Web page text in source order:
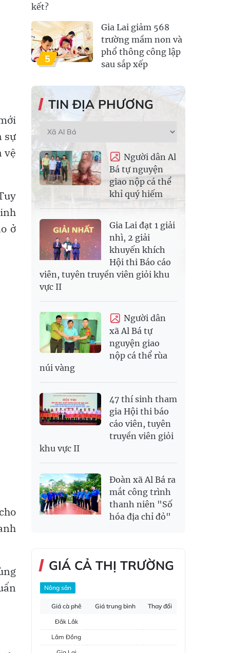
sự
vệ
ở
kết?
5
Gia Lai giảm 568
trường mầm non và
phổ thông công lập
sau sắp xếp
TIN ĐỊA PHƯƠNG
Người dân Al
Bá tự nguyện
giao nộp cá thể
khỉ quý hiếm
Gia Lai đạt 1 giải
nhì, 2 giải
khuyến khích
Hội thi Báo cáo
viên, tuyên truyền viên giỏi khu
vực II
Người dân
xã Al Bá tự
nguyện giao
nộp cá thể rùa
núi vàng
47 thí sinh tham
gia Hội thi báo
cáo viên, tuyên
truyền viên giỏi
khu vực II
Đoàn xã Al Bá ra
mắt công trình
thanh niên "Số
hóa địa chỉ đỏ"
GIÁ CẢ THỊ TRƯỜNG
Nông sản
Giá cà phê Giá trung bình
Thay đổi
Đắk Lắk
Lâm Đồng